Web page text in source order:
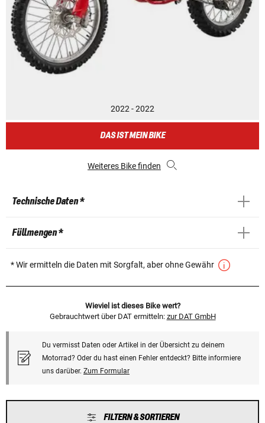
2022 - 2022
DAS IST MEIN BIKE
Weiteres Bike finden
Technische Daten *
Füllmengen *
* Wir ermitteln die Daten mit Sorgfalt, aber ohne Gewähr
Wieviel ist dieses Bike wert?
Gebrauchtwert über DAT ermitteln: zur DAT GmbH
Du vermisst Daten oder Artikel in der Übersicht zu deinem
Motorrad? Oder du hast einen Fehler entdeckt? Bitte informiere
uns darüber. Zum Formular
FILTERN & SORTIEREN